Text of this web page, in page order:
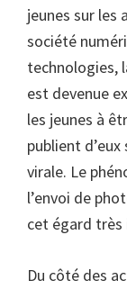
jeunes sur
société
technologies,
est devenue
les jeunes à
publient
virale. Le
l’envoi de
cet égard
Du côté des